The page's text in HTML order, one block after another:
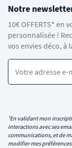
Notre
10€ OFFERTS* en
personnalisée !
vos envies déco, à
Votre adresse e-
¹En validant mon
interactions avec ses
communications, et de
modifier mes